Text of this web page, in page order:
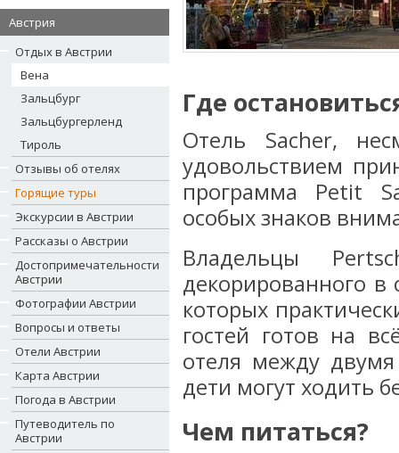
Австрия
Отдых в Австрии
Вена
Зальцбург
Зальцбургерленд
Тироль
Отзывы об отелях
Горящие туры
Экскурсии в Австрии
Рассказы о Австрии
Достопримечательности
Австрии
Фотографии Австрии
Вопросы и ответы
Отели Австрии
Карта Австрии
Погода в Австрии
Путеводитель по
Австрии
Где
Отель Sacher,
удовольствием
программа Petit
особых знаков
Владельцы
декорированного
которых
гостей готов на
отеля между
дети могут ходить
Чем питаться?